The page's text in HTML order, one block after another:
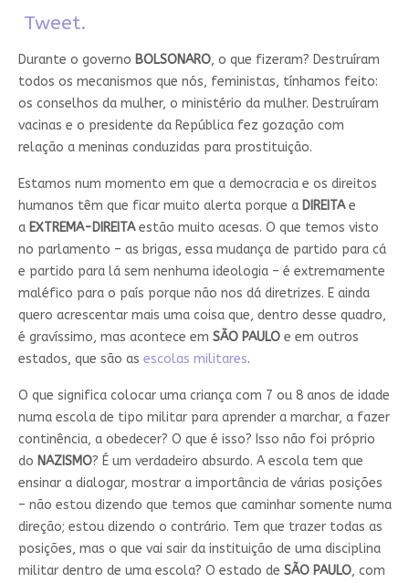
Tweet.
Durante o governo BOLSONARO, o que fizeram? Destruíram
todos os mecanismos que nós, feministas, tínhamos feito:
os conselhos da mulher, o ministério da mulher. Destruíram
vacinas e o presidente da República fez gozação com
relação a meninas conduzidas para prostituição.
Estamos num momento em que a democracia e os direitos
humanos têm que ficar muito alerta porque a DIREITA e
a EXTREMA-DIREITA estão muito acesas. O que temos visto
no parlamento – as brigas, essa mudança de partido para cá
e partido para lá sem nenhuma ideologia – é extremamente
maléfico para o país porque não nos dá diretrizes. E ainda
quero acrescentar mais uma coisa que, dentro desse quadro,
é gravíssimo, mas acontece em SÃO PAULO e em outros
estados, que são as escolas militares.
O que significa colocar uma criança com 7 ou 8 anos de idade
numa escola de tipo militar para aprender a marchar, a fazer
continência, a obedecer? O que é isso? Isso não foi próprio
do NAZISMO? É um verdadeiro absurdo. A escola tem que
ensinar a dialogar, mostrar a importância de várias posições
– não estou dizendo que temos que caminhar somente numa
direção; estou dizendo o contrário. Tem que trazer todas as
posições, mas o que vai sair da instituição de uma disciplina
militar dentro de uma escola? O estado de SÃO PAULO, com